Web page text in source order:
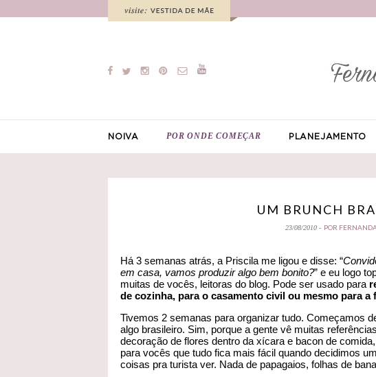
NOIVA POR ONDE COMEÇAR PLANEJAMENTO
UM BRUNCH
23/08/2010 - POR
Há 3 semanas atrás, a Priscila me ligou e disse: “
em casa, vamos produzir algo bem bonito?” e eu logo
muitas de vocês, leitoras do blog. Pode ser usado para
de cozinha, para o casamento civil ou mesmo para a
Tivemos 2 semanas para organizar tudo. Começamos
algo brasileiro. Sim, porque a gente vê muitas
decoração de flores dentro da xícara e bacon de
para vocês que tudo fica mais fácil quando decidimos
coisas pra turista ver. Nada de papagaios, folhas de